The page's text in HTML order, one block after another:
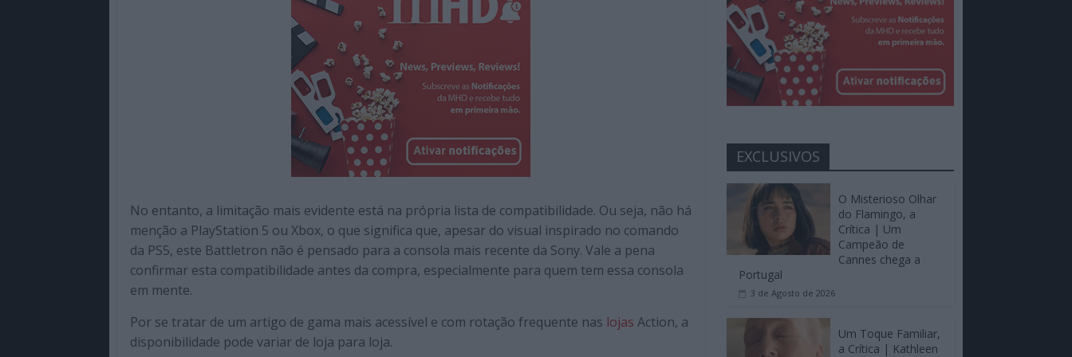
No entanto, a limitação mais evidente está na própria lista de compatibilidade. Ou seja, não há
menção a PlayStation 5 ou Xbox, o que significa que, apesar do visual inspirado no comando
da PS5, este Battletron não é pensado para a consola mais recente da Sony. Vale a pena
confirmar esta compatibilidade antes da compra, especialmente para quem tem essa consola
em mente.
Por se tratar de um artigo de gama mais acessível e com rotação frequente nas lojas Action, a
disponibilidade pode variar de loja para loja.
EXCLUSIVOS
O Misterioso Olhar
do Flamingo, a
Crítica | Um
Campeão de
Cannes chega a
Portugal
3 de Agosto de 2026
Um Toque Familiar,
a Crítica | Kathleen